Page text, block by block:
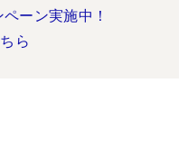
ーン実施中！
ら